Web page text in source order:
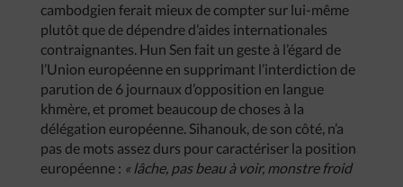
cambodgien ferait mieux de compter sur lui-même
plutôt que de dépendre d’aides internationales
contraignantes. Hun Sen fait un geste à l’égard de
l’Union européenne en supprimant l’interdiction de
parution de 6 journaux d’opposition en langue
khmère, et promet beaucoup de choses à la
délégation européenne. Sihanouk, de son côté, n’a
pas de mots assez durs pour caractériser la position
européenne : « lâche, pas beau à voir, monstre froid